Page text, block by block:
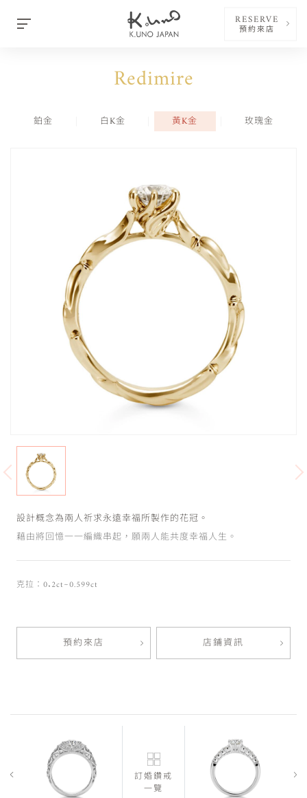
RESERVE
預約來店
Redimire
鉑金 白K金 黃K金 玫瑰金
設計概念為兩人祈求永遠幸福所製作的花冠。
藉由將回憶一一編織串起，願兩人能共度幸福人生。
克拉：0.2ct~0.599ct
預約來店 店鋪資訊
訂婚鑽戒
一覽